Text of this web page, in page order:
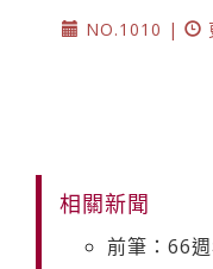
NO.1010 |
相關新聞
前筆：66